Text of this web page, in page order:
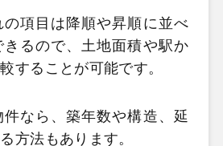
の項目は降順や昇順に並べ
るので、土地面積や駅か
することが可能です。
なら、築年数や構造、延
方法もあります。